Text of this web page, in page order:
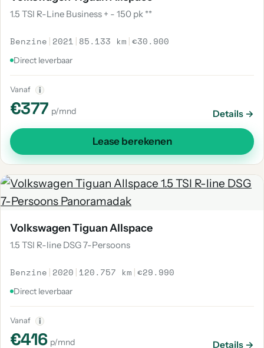
1.5 TSI R-Line Business + - 150 pk **
Benzine | 2021 | 85.133 km |€30.900
Direct leverbaar
Vanaf i
€377 p/mnd Details →
Lease berekenen
Volkswagen Tiguan Allspace
1.5 TSI R-line DSG 7-Persoons
Benzine | 2020 | 120.757 km |€29.990
Direct leverbaar
Vanaf i
€416 p/mnd Details →